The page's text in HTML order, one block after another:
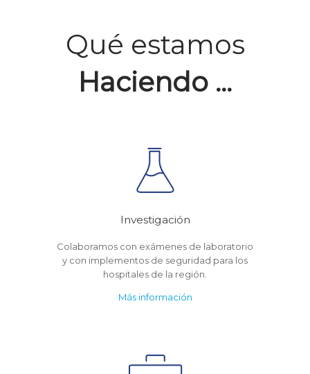
Qué estamos
Haciendo ...
Investigación
Colaboramos con exámenes de laboratorio
y con implementos de seguridad para los
hospitales de la región.
Más información